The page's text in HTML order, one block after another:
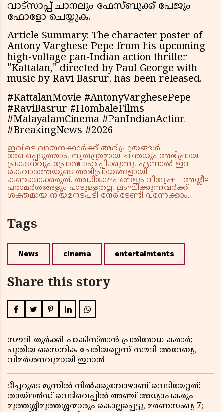
വാട്സാപ്പ് ചാനലും ഫേസ്ബുക്ക് പേജും
ഫോളോ ചെയ്യുക.
Article Summary: The character poster of
Antony Varghese Pepe from his upcoming
high-voltage pan-Indian action thriller
"Kattalan," directed by Paul George with
music by Ravi Basrur, has been released.
#KattalanMovie #AntonyVarghesePepe
#RaviBasrur #HombaleFilms
#MalayalamCinema #PanIndianAction
#BreakingNews #2026
ഇവിടെ വായനക്കാർക്ക് അഭിപ്രായങ്ങൾ
രേഖപ്പെടുത്താം. സ്വതന്ത്രമായ ചിന്തയും അഭിപ്രായ
പ്രകടനവും പ്രോത്സാഹിപ്പിക്കുന്നു. എന്നാൽ ഇവ
കെവാർത്തയുടെ അഭിപ്രായങ്ങളായി
കണക്കാക്കരുത്. അധിക്ഷേപങ്ങളും വിദ്വേഷ - അശ്ലീല
പരാമർശങ്ങളും പാടുള്ളതല്ല. ലംഘിക്കുന്നവർക്ക്
ശക്തമായ നിയമനടപടി നേരിടേണ്ടി വന്നേക്കാം.
Tags
News cinema entertaimtents
Share this story
സൗദി-തുർക്കി-പാകിസ്താൻ പ്രതിരോധ കരാർ;
പുതിയ സൈനിക ചേരിയല്ലെന്ന് സൗദി അറേബ്യ,
വിമർശനവുമായി ഇറാൻ
ടീച്ചറുടെ മുന്നിൽ നിൽക്കുമ്പോഴാണ് വെടിയേറ്റത്;
തായ്‌ലൻഡ് വെടിവെപ്പിൽ അഞ്ച് അധ്യാപകരും
മുത്തശ്ശീമുത്തശ്ശന്മാരും കൊല്ലപ്പെട്ടു, മരണസംഖ്യ 7;